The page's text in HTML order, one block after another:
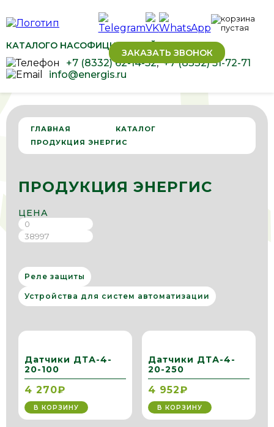
КАТАЛОГО НАСОФИЦИАЛЬНЫЙ ДИЛЕР ОВЕН
+7 (8332) 62-14-52,+7 (8332) 51-72-71
info@energis.ru
ЗАКАЗАТЬ ЗВОНОК
ГЛАВНАЯ
КАТАЛОГ
ПРОДУКЦИЯ ЭНЕРГИС
ПРОДУКЦИЯ ЭНЕРГИС
ЦЕНА
Реле защиты
Устройства для систем автоматизации
Датчики ДТА-4-
20-100
4 270₽
В КОРЗИНУ
Датчики ДТА-4-
20-250
4 952₽
В КОРЗИНУ